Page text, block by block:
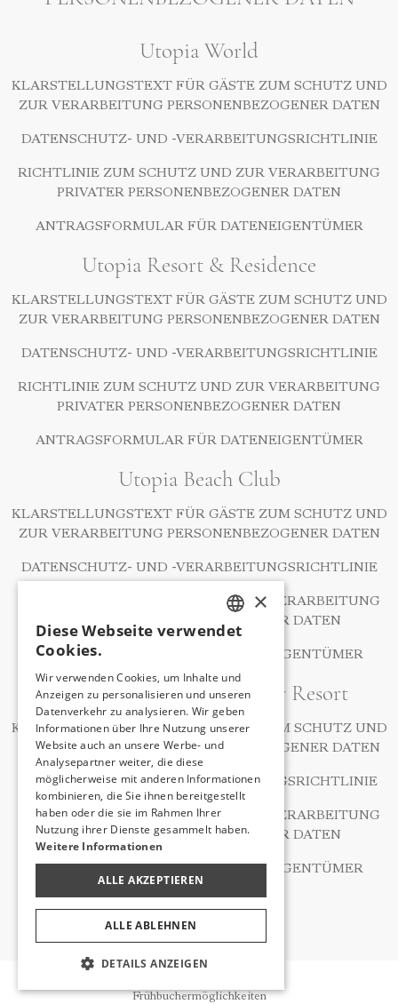
Utopia World
KLARSTELLUNGSTEXT FÜR GÄSTE ZUM SCHUTZ UND
ZUR VERARBEITUNG PERSONENBEZOGENER DATEN
DATENSCHUTZ- UND -VERARBEITUNGSRICHTLINIE
RICHTLINIE ZUM SCHUTZ UND ZUR VERARBEITUNG
PRIVATER PERSONENBEZOGENER DATEN
ANTRAGSFORMULAR FÜR DATENEIGENTÜMER
Utopia Resort & Residence
KLARSTELLUNGSTEXT FÜR GÄSTE ZUM SCHUTZ UND
ZUR VERARBEITUNG PERSONENBEZOGENER DATEN
DATENSCHUTZ- UND -VERARBEITUNGSRICHTLINIE
RICHTLINIE ZUM SCHUTZ UND ZUR VERARBEITUNG
PRIVATER PERSONENBEZOGENER DATEN
ANTRAGSFORMULAR FÜR DATENEIGENTÜMER
Utopia Beach Club
KLARSTELLUNGSTEXT FÜR GÄSTE ZUM SCHUTZ UND
ZUR VERARBEITUNG PERSONENBEZOGENER DATEN
DATENSCHUTZ- UND -VERARBEITUNGSRICHTLINIE
RICHTLINIE ZUM SCHUTZ UND ZUR VERARBEITUNG
PRIVATER PERSONENBEZOGENER DATEN
ANTRAGSFORMULAR FÜR DATENEIGENTÜMER
A Good Life Utopia Family Resort
KLARSTELLUNGSTEXT FÜR GÄSTE ZUM SCHUTZ UND
ZUR VERARBEITUNG PERSONENBEZOGENER DATEN
DATENSCHUTZ- UND -VERARBEITUNGSRICHTLINIE
RICHTLINIE ZUM SCHUTZ UND ZUR VERARBEITUNG
PRIVATER PERSONENBEZOGENER DATEN
ANTRAGSFORMULAR FÜR DATENEIGENTÜMER
Frühbuchermöglichkeiten
TURKISH
GERMAN
RUSSIAN
×
Diese Webseite verwendet
Cookies.
Wir verwenden Cookies, um Inhalte und
Anzeigen zu personalisieren und unseren
Datenverkehr zu analysieren. Wir geben
Informationen über Ihre Nutzung unserer
Website auch an unsere Werbe- und
Analysepartner weiter, die diese
möglicherweise mit anderen Informationen
kombinieren, die Sie ihnen bereitgestellt
haben oder die sie im Rahmen Ihrer
Nutzung ihrer Dienste gesammelt haben.
Weitere Informationen
ALLE AKZEPTIEREN
ALLE ABLEHNEN
DETAILS ANZEIGEN